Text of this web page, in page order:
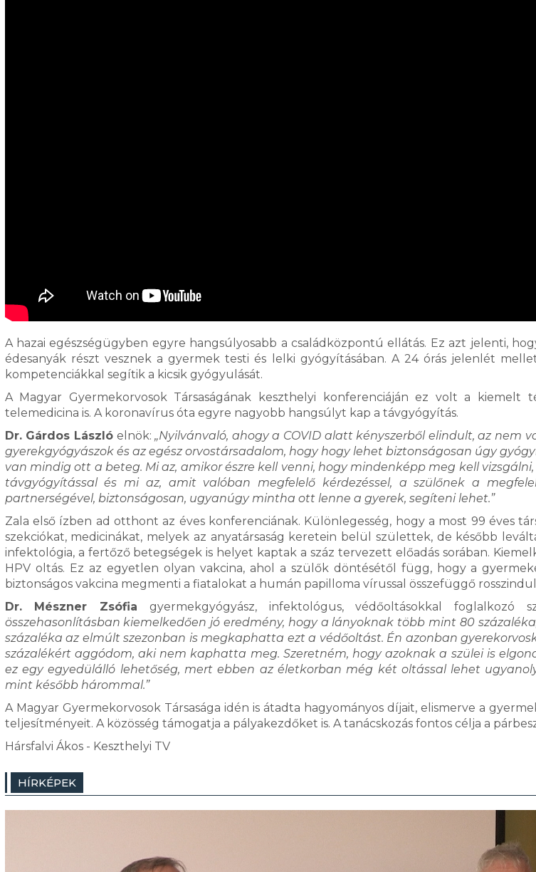
A hazai egészségügyben egyre hangsúlyosabb a családközpontú ellátás. Ez azt jelenti,
édesanyák részt vesznek a gyermek testi és lelki gyógyításában. A 24 órás jelenlét
kompetenciákkal segítik a kicsik gyógyulását.
A Magyar Gyermekorvosok Társaságának keszthelyi konferenciáján ez volt a kiemelt
telemedicina is. A koronavírus óta egyre nagyobb hangsúlyt kap a távgyógyítás.
Dr. Gárdos Lászlóelnök:„Nyilvánvaló, ahogy a COVID alatt kényszerből elindult, az nem
gyerekgyógyászok és az egész orvostársadalom, hogy hogy lehet biztonságosan úgy
van mindig ott a beteg. Mi az, amikor észre kell venni, hogy mindenképp meg kell
távgyógyítással és mi az, amit valóban megfelelő kérdezéssel, a szülőnek a
partnerségével, biztonságosan, ugyanúgy mintha ott lenne a gyerek, segíteni lehet.”
Zala első ízben ad otthont az éves konferenciának. Különlegesség, hogy a most 99 éves
szekciókat, medicinákat, melyek az anyatársaság keretein belül születtek, de később
infektológia, a fertőző betegségek is helyet kaptak a száz tervezett előadás sorában.
HPV oltás. Ez az egyetlen olyan vakcina, ahol a szülők döntésétől függ, hogy a
biztonságos vakcina megmenti a fiatalokat a humán papilloma vírussal összefüggő
Dr. Mészner Zsófia gyermekgyógyász, infektológus, védőoltásokkal foglalkozó
összehasonlításban kiemelkedően jó eredmény, hogy a lányoknak több mint 80
százaléka az elmúlt szezonban is megkaphatta ezt a védőoltást. Én azonban
százalékért aggódom, aki nem kaphatta meg. Szeretném, hogy azoknak a szülei is
ez egy egyedülálló lehetőség, mert ebben az életkorban még két oltással lehet
mint később hárommal.”
A Magyar Gyermekorvosok Társasága idén is átadta hagyományos díjait, elismerve a
teljesítményeit. A közösség támogatja a pályakezdőket is. A tanácskozás fontos célja a
Hársfalvi Ákos - Keszthelyi TV
HÍRKÉPEK